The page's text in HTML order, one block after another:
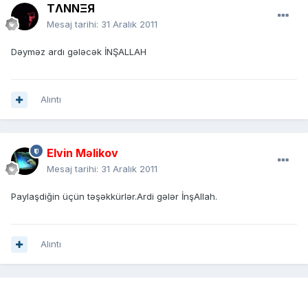
TΛNNΞЯ
Mesaj tarihi: 31 Aralık 2011
Dəyməz ardı gələcək İNŞALLAH
Alıntı
Elvin Məlikov
Mesaj tarihi: 31 Aralık 2011
Paylaşdiğin üçün təşəkkürlər.Ardi gələr İnşAllah.
Alıntı